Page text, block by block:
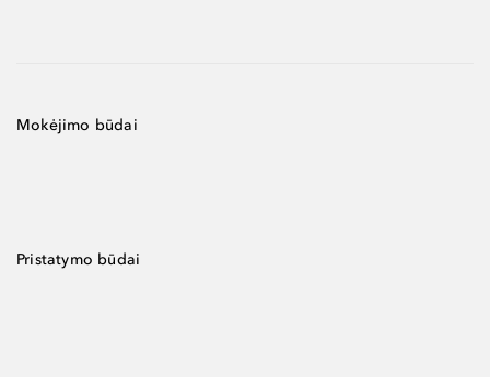
Mokėjimo būdai
Pristatymo būdai